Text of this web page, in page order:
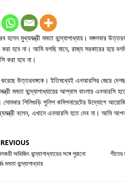
মুখ্যমন্ত্রী মমতা বন্দ্যোপাধ্যায়। মঙ্গলবার
হবে না। আমি বলছি মানে, রাজ্য সরকারের হয়ে
করা হবে না।
উত্তরবঙ্গকে। ইতিমধ্যেই এনআরসির জেরে
মমতা বন্দ্যোপাধ্যায়ের আশ্বাস বাংলায়
সোমবার শিলিগুড়ি পুলিশ কমিশনারেটের উদ্যোগে
বলেন, এখানে এনআরসি হতে দেব না। আমি
অভিজিৎ বন্দ্যোপাধ্যায়ের সঙ্গে পুরানো
মমতা বন্দ্যোপাধ্যায়